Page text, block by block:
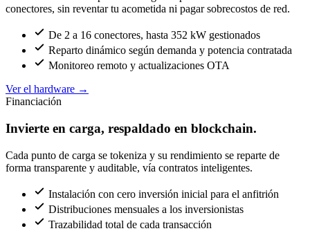
conectores, sin reventar tu acometida ni pagar sobrecostos de red.
De 2 a 16 conectores, hasta 352 kW gestionados
Reparto dinámico según demanda y potencia contratada
Monitoreo remoto y actualizaciones OTA
Ver el hardware →
Financiación
Invierte en carga, respaldado en blockchain.
Cada punto de carga se tokeniza y su rendimiento se reparte de
forma transparente y auditable, vía contratos inteligentes.
Instalación con cero inversión inicial para el anfitrión
Distribuciones mensuales a los inversionistas
Trazabilidad total de cada transacción